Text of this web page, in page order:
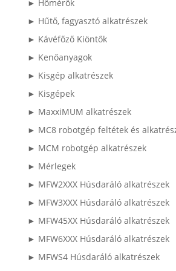
► Hőmérők
► Hűtő, fagyasztó alkatrészek
► Kávéfőző Kiöntők
► Kenőanyagok
► Kisgép alkatrészek
► Kisgépek
► MaxxiMUM alkatrészek
► MC8 robotgép feltétek és
► MCM robotgép alkatrészek
► Mérlegek
► MFW2XXX Húsdaráló alkatrészek
► MFW3XXX Húsdaráló alkatrészek
► MFW45XX Húsdaráló alkatrészek
► MFW6XXX Húsdaráló alkatrészek
► MFWS4 Húsdaráló alkatrészek